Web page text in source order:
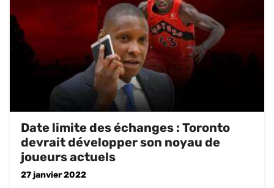
Date limite des échanges : Toronto
devrait développer son noyau de
joueurs actuels
27 janvier 2022